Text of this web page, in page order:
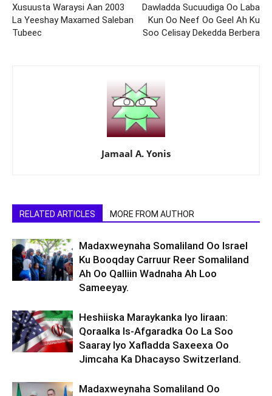
Xusuusta Waraysi Aan 2003
La Yeeshay Maxamed Saleban
Tubeec
Dawladda Sucuudiga Oo Laba
Kun Oo Neef Oo Geel Ah Ku
Soo Celisay Dekedda Berbera
Jamaal A. Yonis
RELATED ARTICLES MORE FROM AUTHOR
Madaxweynaha Somaliland Oo Israel
Ku Booqday Carruur Reer Somaliland
Ah Oo Qalliin Wadnaha Ah Loo
Sameeyay.
Heshiiska Maraykanka Iyo Iiraan:
Qoraalka Is-Afgaradka Oo La Soo
Saaray Iyo Xafladda Saxeexa Oo
Jimcaha Ka Dhacayso Switzerland.
Madaxweynaha Somaliland Oo